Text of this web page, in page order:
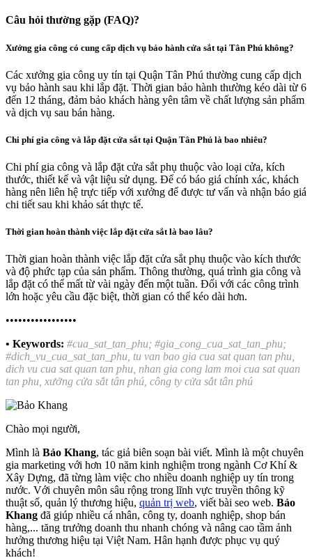
Câu hỏi thường gặp (FAQ)?
Xưởng gia công có cung cấp dịch vụ bảo hành cửa sắt tại Tân Phú không?
Các xưởng gia công uy tín tại Quận Tân Phú thường cung cấp dịch
vụ bảo hành sau khi lắp đặt. Thời gian bảo hành thường kéo dài từ 6
đến 12 tháng, đảm bảo khách hàng yên tâm về chất lượng sản phẩm
và dịch vụ sau bán hàng.
Chi phí gia công và lắp đặt cửa sắt tại Quận Tân Phú là bao nhiêu?
Chi phí gia công và lắp đặt cửa sắt phụ thuộc vào loại cửa, kích
thước, thiết kế và vật liệu sử dụng. Để có báo giá chính xác, khách
hàng nên liên hệ trực tiếp với xưởng để được tư vấn và nhận báo giá
chi tiết sau khi khảo sát thực tế.
Thời gian hoàn thành việc lắp đặt cửa sắt là bao lâu?
Thời gian hoàn thành việc lắp đặt cửa sắt phụ thuộc vào kích thước
và độ phức tạp của sản phẩm. Thông thường, quá trình gia công và
lắp đặt có thể mất từ vài ngày đến một tuần. Đối với các công trình
lớn hoặc yêu cầu đặc biệt, thời gian có thể kéo dài hơn.
•••••••••••••••••
• Keywords: #cua_sat_tan_phu; #gia_cong_cua_sat_tan_phu;
#dich_vu_cua_sat_tan_phu, tu van bao gia cua sat quan tan phu,
dich vu cua sat quan tan phu, nhan gia cong lam moi cua sat quan
tan phu, xưởng cửa sắt tân phú, công ty cửa sắt tân phú
Chào mọi người,
Mình là Bảo Khang, tác giả biên soạn bài viết. Mình là một chuyên
gia marketing với hơn 10 năm kinh nghiệm trong ngành Cơ Khí &
Xây Dựng, đã từng làm việc cho nhiều doanh nghiệp uy tín trong
nước. Với chuyên môn sâu rộng trong lĩnh vực truyền thông kỹ
thuật số, quản lý thương hiệu, quản trị web, viết bài seo web. Bảo
Khang đã giúp nhiều cá nhân, công ty, doanh nghiệp, shop bán
hàng,... tăng trưởng doanh thu nhanh chóng và nâng cao tầm ảnh
hưởng thương hiệu tại Việt Nam. Hân hạnh được phục vụ quý
khách!